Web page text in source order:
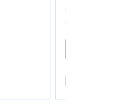
Référence:
12,00 €